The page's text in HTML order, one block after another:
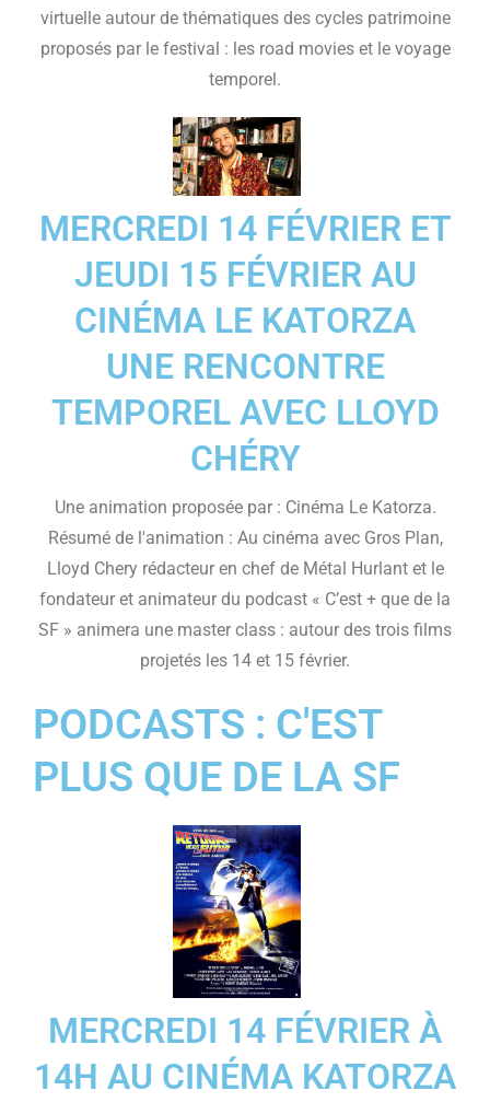
virtuelle autour de thématiques des cycles patrimoine
proposés par le festival : les road movies et le voyage
temporel.
MERCREDI 14 FÉVRIER ET
JEUDI 15 FÉVRIER AU
CINÉMA LE KATORZA
UNE RENCONTRE
TEMPOREL AVEC LLOYD
CHÉRY
Une animation proposée par : Cinéma Le Katorza.
Résumé de l'animation : Au cinéma avec Gros Plan,
Lloyd Chery rédacteur en chef de Métal Hurlant et le
fondateur et animateur du podcast « C’est + que de la
SF » animera une master class : autour des trois films
projetés les 14 et 15 février.
PODCASTS : C'EST
PLUS QUE DE LA SF
MERCREDI 14 FÉVRIER À
14H AU CINÉMA KATORZA